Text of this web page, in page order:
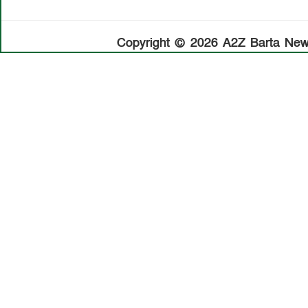
Copyright © 2026 A2Z Barta